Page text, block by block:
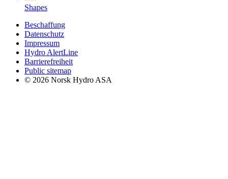
Shapes
Beschaffung
Datenschutz
Impressum
Hydro AlertLine
Barrierefreiheit
Public sitemap
© 2026 Norsk Hydro ASA